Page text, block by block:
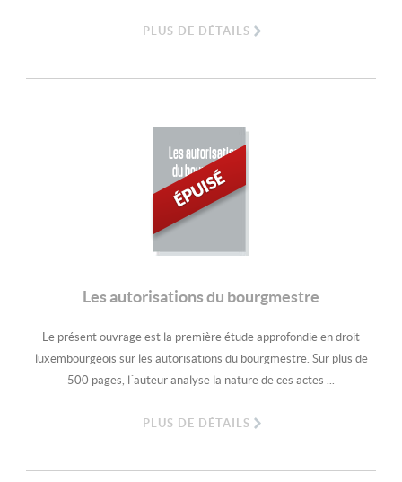
PLUS DE DÉTAILS
Les autorisations
du bourgmestre
Les autorisations du bourgmestre
Le présent ouvrage est la première étude approfondie en droit
luxembourgeois sur les autorisations du bourgmestre. Sur plus de
500 pages, l´auteur analyse la nature de ces actes ...
PLUS DE DÉTAILS